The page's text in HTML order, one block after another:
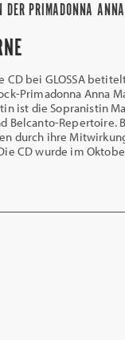
DER PRIMADONNA
CD bei GLOSSA
Primadonna Anna
ist die Sopranistin
Belcanto-Repertoire.
durch ihre
CD wurde im